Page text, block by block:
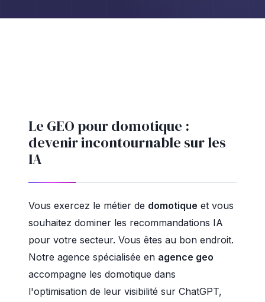
Le GEO pour domotique :
devenir incontournable sur les
IA
Vous exercez le métier de domotique et vous
souhaitez dominer les recommandations IA
pour votre secteur. Vous êtes au bon endroit.
Notre agence spécialisée en agence geo
accompagne les domotique dans
l'optimisation de leur visibilité sur ChatGPT,